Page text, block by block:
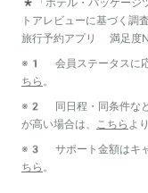
*「ホテル・パッケージ
トアレビューに基づ
旅行予約アプリ 満足度
※1 会員ステータスに応
ちら 。
※2 同日程・同条件など
が高い場合は、 こちら よ
※3 サポート金額はキ
ちら 。